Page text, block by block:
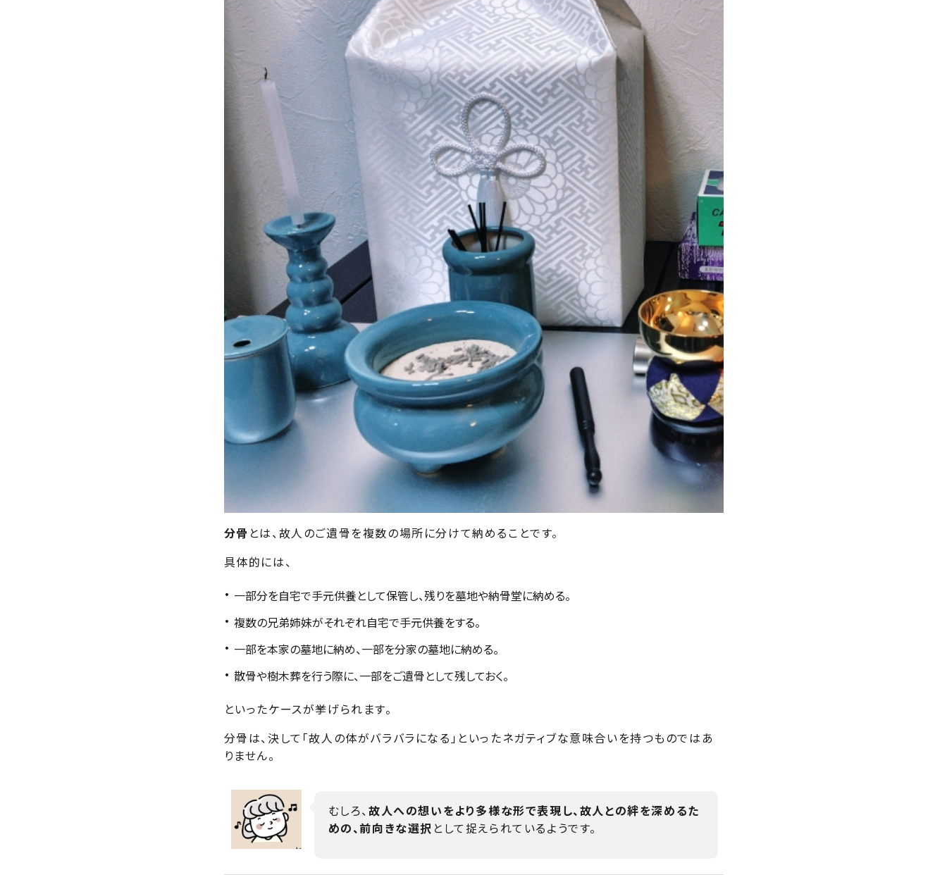
分骨 とは、故人のご遺骨を複数の場所に分けて納めることです。
具体的には、
一部分を自宅で手元供養として保管し、残りを墓地や納骨堂に納める。
複数の兄弟姉妹がそれぞれ自宅で手元供養をする。
一部を本家の墓地に納め、一部を分家の墓地に納める。
散骨や樹木葬を行う際に、一部をご遺骨として残しておく。
といったケースが挙げられます。
分骨は、決して「故人の体がバラバラになる」といったネガティブな意味合いを持つものではあ
りません。
むしろ、 故人への想いをより多様な形で表現し、故人との絆を深めるた
めの、前向きな選択 として捉えられているようです。